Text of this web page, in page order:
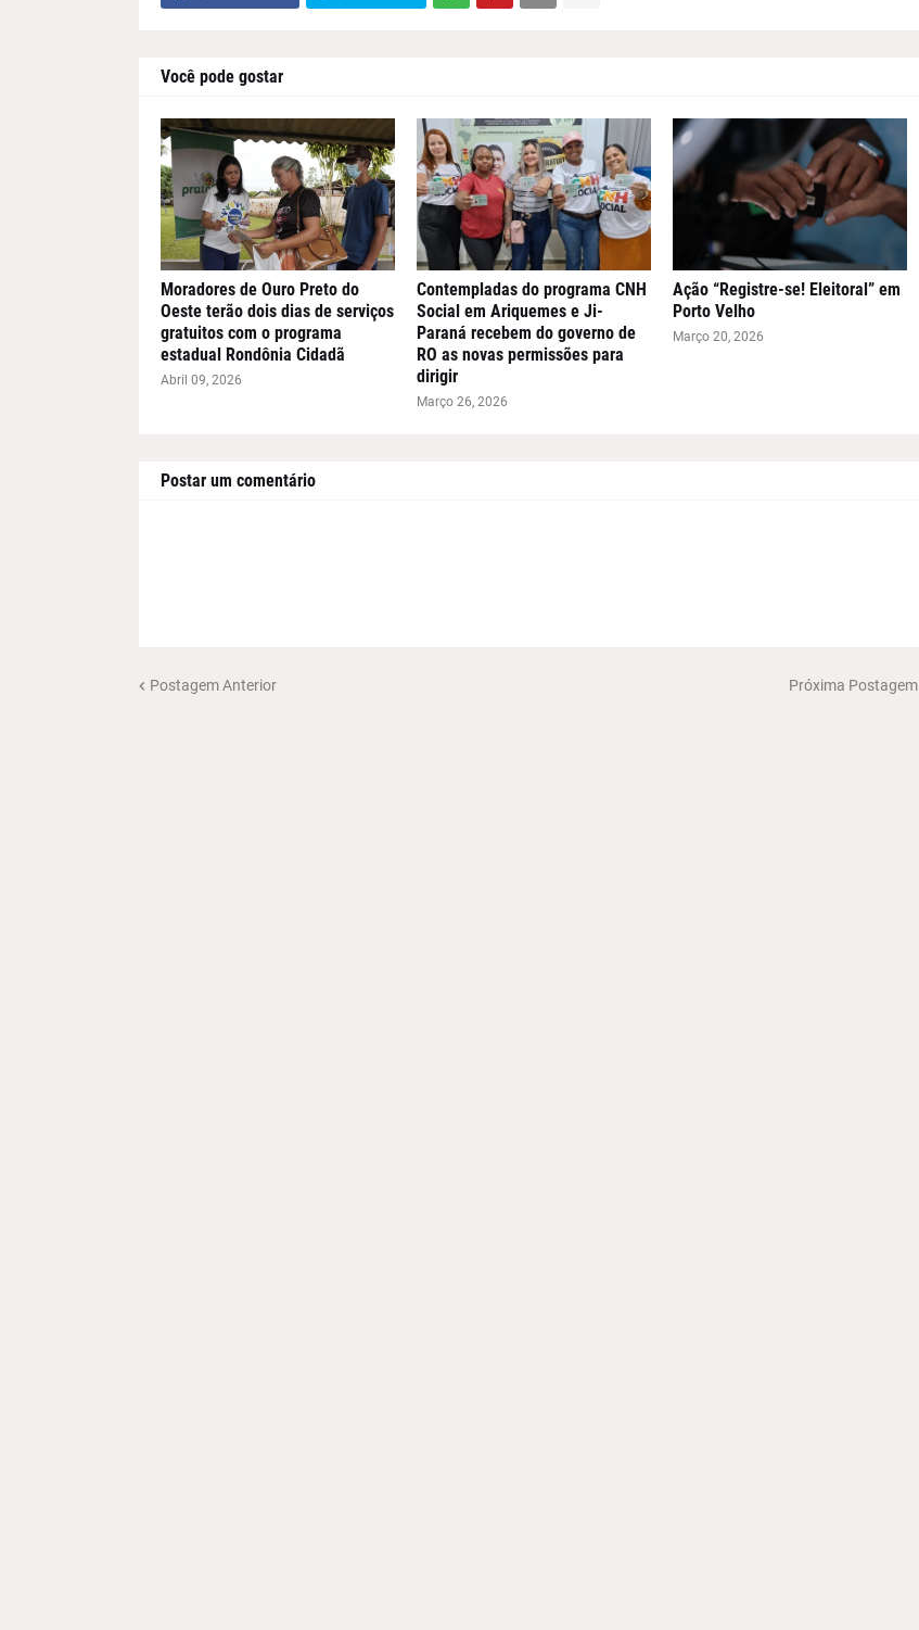
Você pode gostar
Moradores de Ouro Preto do
Oeste terão dois dias de serviços
gratuitos com o programa
estadual Rondônia Cidadã
Abril 09, 2026
Contempladas do programa CNH
Social em Ariquemes e Ji-
Paraná recebem do governo de
RO as novas permissões para
dirigir
Março 26, 2026
Ação “Registre-se! Eleitoral” em
Porto Velho
Março 20, 2026
Postar um comentário
Postagem Anterior Próxima Postagem